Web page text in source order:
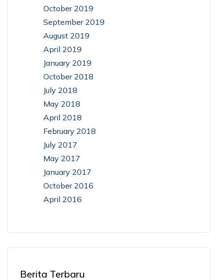
October 2019
September 2019
August 2019
April 2019
January 2019
October 2018
July 2018
May 2018
April 2018
February 2018
July 2017
May 2017
January 2017
October 2016
April 2016
Berita Terbaru